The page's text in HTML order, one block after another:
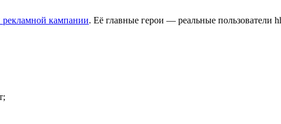
кампании. Её главные герои — реальные пользователи